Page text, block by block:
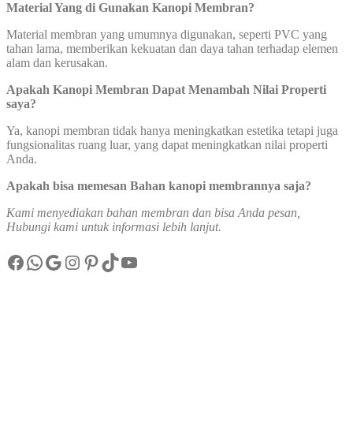
Material Yang di Gunakan Kanopi Membran?
Material membran yang umumnya digunakan, seperti PVC yang
tahan lama, memberikan kekuatan dan daya tahan terhadap elemen
alam dan kerusakan.
Apakah Kanopi Membran Dapat Menambah Nilai Properti
saya?
Ya, kanopi membran tidak hanya meningkatkan estetika tetapi juga
fungsionalitas ruang luar, yang dapat meningkatkan nilai properti
Anda.
Apakah bisa memesan Bahan kanopi membrannya saja?
Kami menyediakan bahan membran dan bisa Anda pesan,
Hubungi kami untuk informasi lebih lanjut.
Facebook
WhatsApp
Google
Instagram
Pinterest
TikTok
YouTube